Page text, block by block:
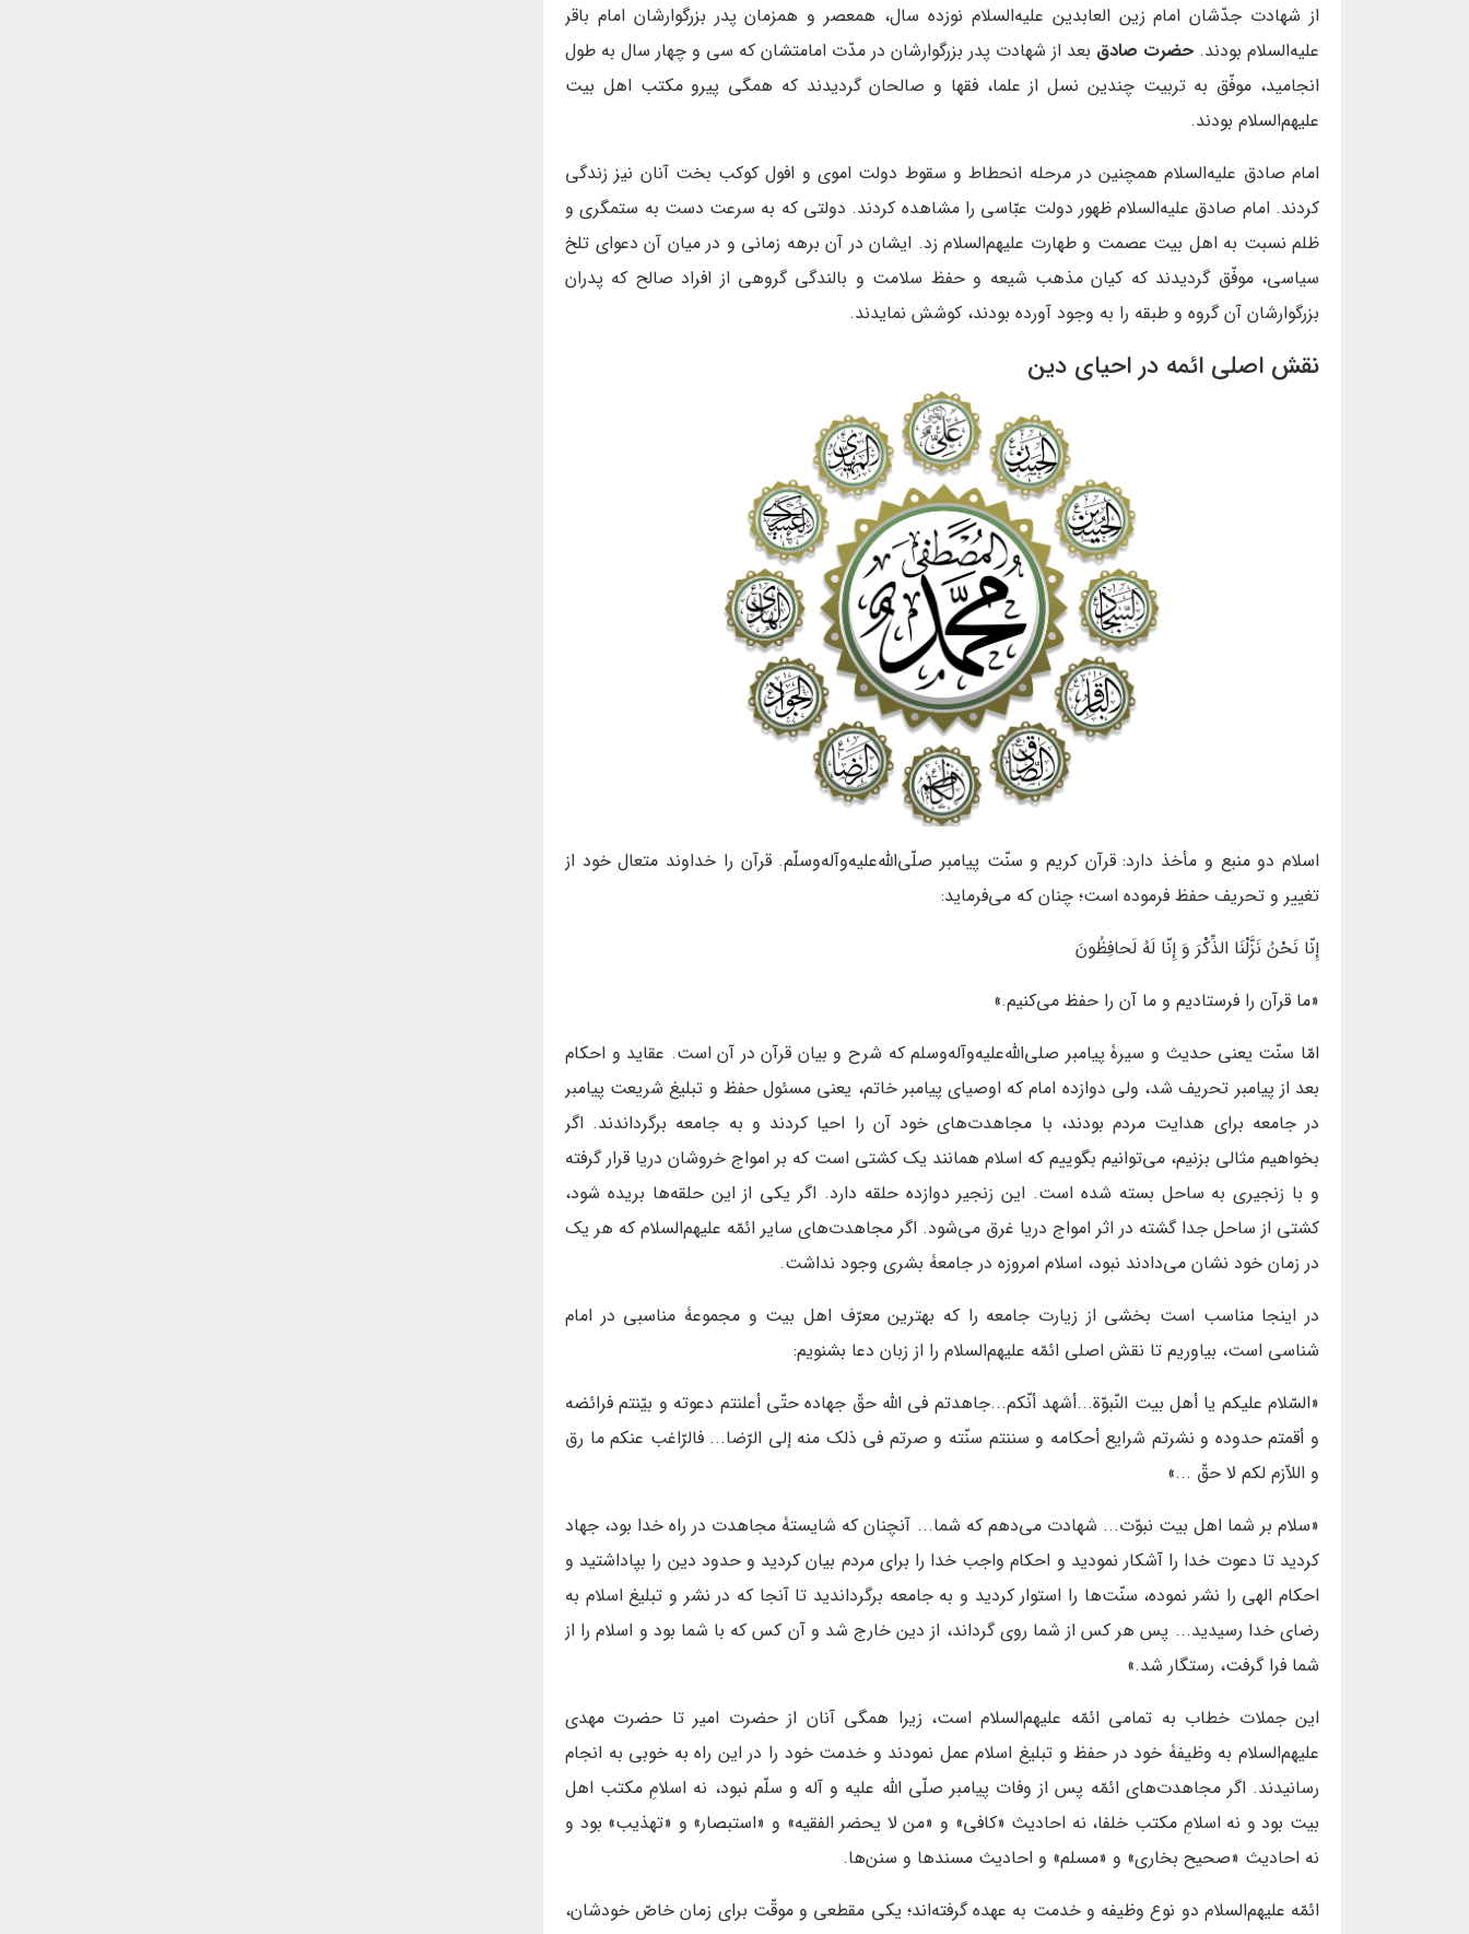
از شهادت جدّشان امام زين العابدين علیه‌السلام نوزده سال، هم‏عصر و همزمان پدر بزرگوارشان امام باقر
علیه‌السلام بودند. حضرت صادق بعد از شهادت پدر بزرگوارشان در مدّت امامتشان كه سى و چهار سال به طول
انجاميد، موفّق به تربيت چندين نسل از علما، فقها و صالحان گرديدند كه همگى پيرو مكتب اهل بيت
عليهم‌السلام بودند.
امام صادق علیه‌السلام همچنين در مرحله انحطاط و سقوط دولت اموى و افول كوكب بخت آنان نيز زندگی
کردند. امام صادق علیه‌السلام ظهور دولت عبّاسى را مشاهده كردند. دولتى كه به سرعت دست به ستمگرى و
ظلم نسبت به اهل بيت عصمت و طهارت عليهم‌السلام زد. ایشان در آن برهه زمانى و در ميان آن دعواى تلخ
سياسى، موفّق گرديدند كه كيان مذهب شيعه و حفظ سلامت و بالندگى گروهى از افراد صالح كه پدران
بزرگوارشان آن گروه و طبقه را به وجود آورده بودند، كوشش نمايدند.
نقش اصلی ائمه در احیای دین
اسلام دو منبع و مأخذ دارد: قرآن کریم و سنّت پیامبر صلّی‌اللّه‌علیه‌و‌آله‌و‌سلّم. قرآن را خداوند متعال خود از
تغییر و تحریف حفظ فرموده است؛ چنان که می‌فرماید:
إِنّا نَحْنُ نَزَّلْنَا الذِّکْرَ وَ إِنّا لَهُ لَحافِظُونَ
«ما قرآن را فرستادیم و ما آن را حفظ می‌کنیم.»
امّا سنّت یعنی حدیث و سیرۀ پیامبر صلی‌الله‌علیه‌وآله‌وسلم که شرح و بیان قرآن در آن است. عقاید و احکام
بعد از پیامبر تحریف شد، ولی دوازده امام که اوصیای پیامبر خاتم، یعنی مسئول حفظ و تبلیغ شریعت پیامبر
در جامعه برای هدایت مردم بودند، با مجاهدت‌های خود آن را احیا کردند و به جامعه برگرداندند. اگر
بخواهیم مثالی بزنیم، می‌توانیم بگوییم که اسلام همانند یک کشتی است که بر امواج خروشان دریا قرار گرفته
و با زنجیری به ساحل بسته شده است. این زنجیر دوازده حلقه دارد. اگر یکی از این حلقه‌ها بریده شود،
کشتی از ساحل جدا گشته در اثر امواج دریا غرق می‌شود. اگر مجاهدت‌های سایر ائمّه علیهم‌السلام که هر یک
در زمان خود نشان می‌دادند نبود، اسلام امروزه در جامعۀ بشری وجود نداشت.
در اینجا مناسب است بخشی از زیارت جامعه را که بهترین معرّف اهل بیت و مجموعۀ مناسبی در امام
شناسی است، بیاوریم تا نقش اصلی ائمّه علیهم‌السلام را از زبان دعا بشنویم:
«السّلام علیکم یا أهل بیت النّبوّة...أشهد أنّکم...جاهدتم فی اللّه حقّ جهاده حتّی أعلنتم دعوته و بیّنتم فرائضه
و أقمتم حدوده و نشرتم شرایع أحکامه و سننتم سنّته و صرتم فی ذلک منه إلی الرّضا... فالرّاغب عنکم ما رق
و اللاّزم لکم لا حقّ ...»
«سلام بر شما اهل بیت نبوّت... شهادت می‌دهم که شما... آنچنان که شایستۀ مجاهدت در راه خدا بود، جهاد
کردید تا دعوت خدا را آشکار نمودید و احکام واجب خدا را برای مردم بیان کردید و حدود دین را بپاداشتید و
احکام الهی را نشر نموده، سنّت‌ها را استوار کردید و به جامعه برگرداندید تا آنجا که در نشر و تبلیغ اسلام به
رضای خدا رسیدید... پس هر کس از شما روی گرداند، از دین خارج شد و آن کس که با شما بود و اسلام را از
شما فرا گرفت، رستگار شد.»
این جملات خطاب به تمامی ائمّه علیهم‌السلام است، زیرا همگی آنان از حضرت امیر تا حضرت مهدی
علیهم‌السلام به وظیفۀ خود در حفظ و تبلیغ اسلام عمل نمودند و خدمت خود را در این راه به خوبی به انجام
رسانیدند. اگر مجاهدت‌های ائمّه پس از وفات پیامبر صلّی اللّه علیه و آله و سلّم نبود، نه اسلامِ مکتب اهل
بیت بود و نه اسلامِ مکتب خلفا، نه احادیث «کافی» و «من لا یحضر الفقیه» و «استبصار» و «تهذیب» بود و
نه احادیث «صحیح بخاری» و «مسلم» و احادیث مسندها و سنن‌ها.
ائمّه علیهم‌السلام دو نوع وظیفه و خدمت به عهده گرفته‌اند؛ یکی مقطعی و موقّت برای زمان خاصّ خودشان،